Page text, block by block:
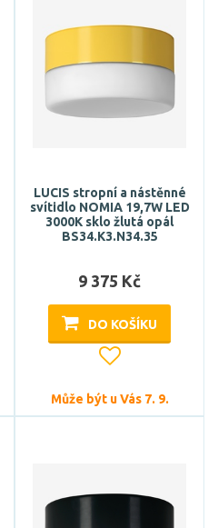
LUCIS stropní a nástěnné
svítidlo NOMIA 19,7W LED
3000K sklo žlutá opál
BS34.K3.N34.35
9 375 Kč
DO KOŠÍKU
Může být u Vás 7. 9.